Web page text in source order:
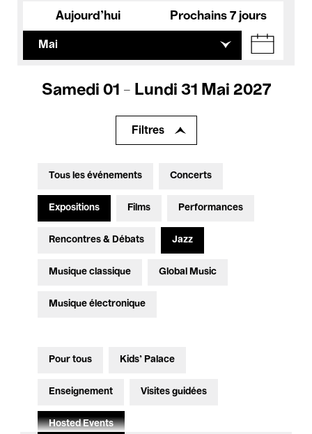
Aujourd'hui Prochains 7 jours
Mai
Samedi 01 - Lundi 31 Mai 2027
Filtres
Tous les événements Concerts
Expositions Films Performances
Rencontres & Débats Jazz
Musique classique Global Music
Musique électronique
Pour tous Kids’ Palace
Enseignement Visites guidées
Hosted Events